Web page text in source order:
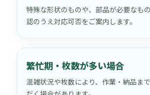
特殊な形状のものや、部品が必要なも
認のうえ対応可否をご案内します。
繁忙期・枚数が多い場合
混雑状況や枚数により、作業・納品ま